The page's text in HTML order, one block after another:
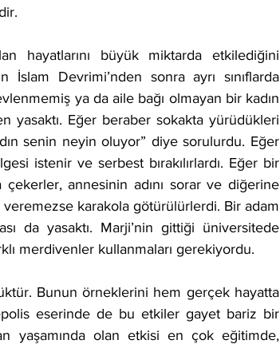
hayatlarını büyük miktarda etkilediğini
Devrimi’nden sonra ayrı sınıflarda
ya da aile bağı olmayan bir kadın
yasaktı. Eğer beraber sokakta yürüdükleri
senin neyin oluyor” diye sorulurdu. Eğer
istenir ve serbest bırakılırlardı. Eğer bir
annesinin adını sorar ve diğerine
veremezse karakola götürülürlerdi. Bir adam
da yasaktı. Marji’nin gittiği üniversitede
merdivenler kullanmaları gerekiyordu.
Bunun örneklerini hem gerçek hayatta
eserinde de bu etkiler gayet bariz bir
yaşamında olan etkisi en çok eğitimde,